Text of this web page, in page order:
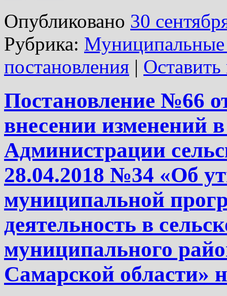
Опубликовано 30
Рубрика:
постановления |
Постановление №66
внесении изменений
Администрации
28.04.2018 №34 «Об
муниципальной
деятельность в
муниципального
Самарской области»